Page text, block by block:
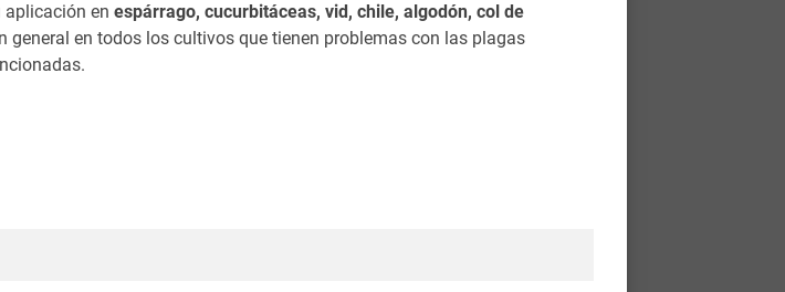
aplicación en espárrago, cucurbitáceas, vid, chile, algodón, col de
general en todos los cultivos que tienen problemas con las plagas